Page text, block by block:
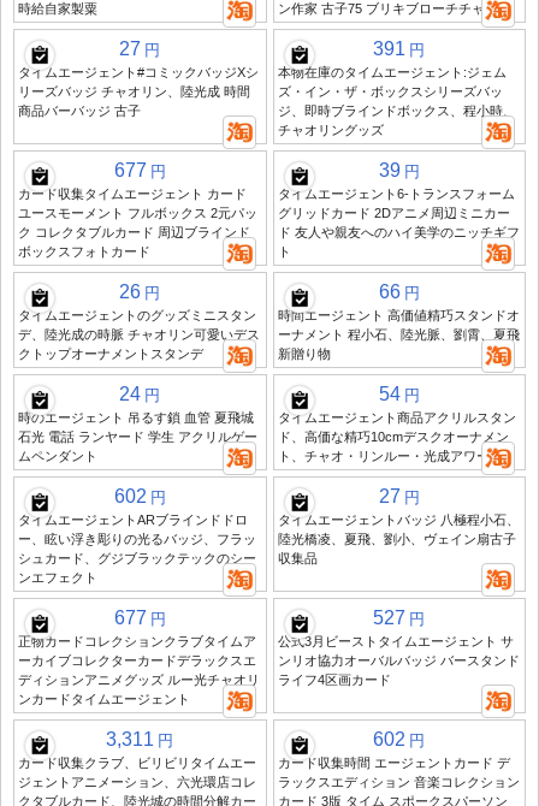
時給自家製粟
ン作家 古子75 ブリキブローチチャーム
27 円
タイムエージェント#コミックバッジXシ
リーズバッジ チャオリン、陸光成 時間
商品バーバッジ 古子
391 円
本物在庫のタイムエージェント:ジェム
ズ・イン・ザ・ボックスシリーズバッ
ジ、即時ブラインドボックス、程小時、
チャオリングッズ
677 円
カード収集タイムエージェント カード
ユースモーメント フルボックス 2元パッ
ク コレクタブルカード 周辺ブラインド
ボックスフォトカード
39 円
タイムエージェント6-トランスフォーム
グリッドカード 2Dアニメ周辺ミニカー
ド 友人や親友へのハイ美学のニッチギフ
ト
26 円
タイムエージェントのグッズミニスタン
デ、陸光成の時脈 チャオリン可愛いデス
クトップオーナメントスタンデ
66 円
時間エージェント 高価値精巧スタンドオ
ーナメント 程小石、陸光脈、劉霄、夏飛
新贈り物
24 円
時のエージェント 吊るす鎖 血管 夏飛城
石光 電話 ランヤード 学生 アクリルゲー
ムペンダント
54 円
タイムエージェント商品アクリルスタン
ド、高価な精巧10cmデスクオーナメン
ト、チャオ・リンルー・光成アワー
602 円
タイムエージェントARブラインドドロ
ー、眩い浮き彫りの光るバッジ、フラッ
シュカード、グジブラックテックのシー
ンエフェクト
27 円
タイムエージェントバッジ 八極程小石、
陸光橋凌、夏飛、劉小、ヴェイン扇古子
収集品
677 円
正物カードコレクションクラブタイムア
ーカイブコレクターカードデラックスエ
ディションアニメグッズ ルー光チャオリ
ンカードタイムエージェント
527 円
公式3月ビーストタイムエージェント サ
ンリオ協力オーバルバッジ バースタンド
ライフ4区画カード
3,311 円
カード収集クラブ、ビリビリタイムエー
ジェントアニメーション、六光環店コレ
クタブルカード、陸光城の時間分解カー
602 円
カード収集時間 エージェントカード デ
ラックスエディション 音楽コレクション
カード 3版 タイム スポークスパーソン